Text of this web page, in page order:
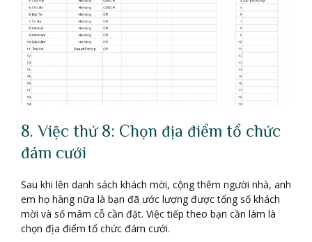
8. Việc thứ 8: Chọn địa điểm tổ chức
đám cưới
Sau khi lên danh sách khách mời, cộng thêm người nhà, anh
em họ hàng nữa là bạn đã ước lượng được tổng số khách
mời và số mâm cỗ cần đặt. Việc tiếp theo bạn cần làm là
chọn địa điểm tổ chức đám cưới.